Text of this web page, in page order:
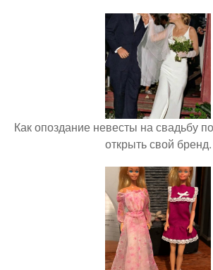
Как опоздание невесты на свадьбу
открыть свой бренд.